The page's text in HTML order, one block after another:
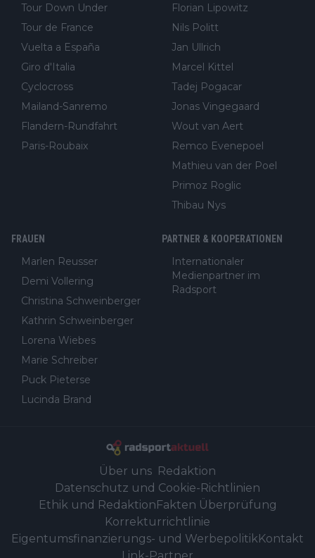
Tour Down Under
Tour de France
Vuelta a España
Giro d'Italia
Cyclocross
Mailand-Sanremo
Flandern-Rundfahrt
Paris-Roubaix
Florian Lipowitz
Nils Politt
Jan Ullrich
Marcel Kittel
Tadej Pogacar
Jonas Vingegaard
Wout van Aert
Remco Evenepoel
Mathieu van der Poel
Primoz Roglic
Thibau Nys
FRAUEN
Marlen Reusser
Demi Vollering
Christina Schweinberger
Kathrin Schweinberger
Lorena Wiebes
Marie Schreiber
Puck Pieterse
Lucinda Brand
PARTNER & KOOPERATIONEN
Internationaler
Medienpartner im
Radsport
Über uns Redaktion
Datenschutz und Cookie-Richtlinien
Ethik und Redaktion Fakten Überprüfung
Korrekturrichtlinie
Eigentumsfinanzierungs- und WerbepolitikKontakt